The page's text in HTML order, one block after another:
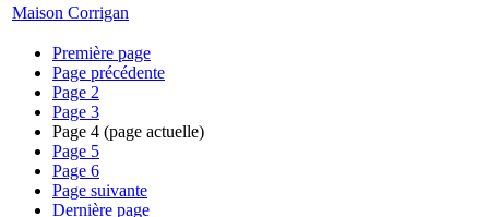
Maison Corrigan
Première page
Page précédente
Page 2
Page 3
Page 4 (page actuelle)
Page 5
Page 6
Page suivante
Dernière page